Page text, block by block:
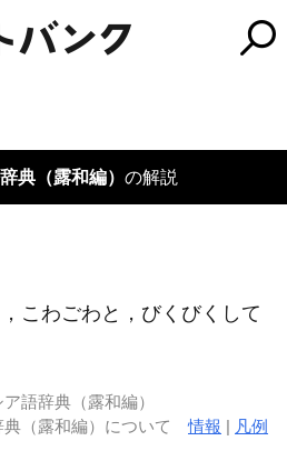
典（露和編） の解説
こわごわと，びくびくして
語辞典（露和編）
典（露和編）について情報 | 凡例